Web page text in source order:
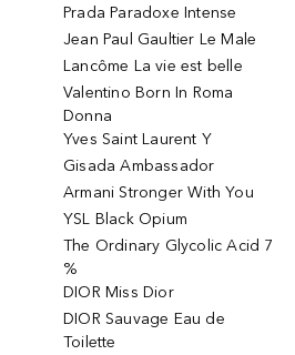
Prada Paradoxe Intense
Jean Paul Gaultier Le Male
Lancôme La vie est belle
Valentino Born In Roma
Donna
Yves Saint Laurent Y
Gisada Ambassador
Armani Stronger With You
YSL Black Opium
The Ordinary Glycolic Acid 7
%
DIOR Miss Dior
DIOR Sauvage Eau de
Toilette